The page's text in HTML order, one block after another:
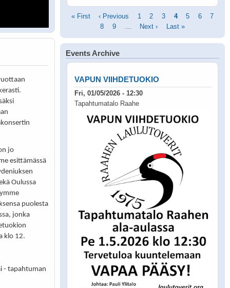
jo
esittämässä
Oulussa
puolesta
jonka
klo 12.
- tapahtuman
Pagination
First
« First
Previous
page
‹ Previous Page
1 Page
2 Page
3
Current
page
4 Page
5 Page
6 Page
7
Page
8 Page
9 …
Next
page
Next ›
Last
page
Last »
Events Archive
VAPUN VIIHDETUOKIO
Fri, 01/05/2026 - 12:30
Tapahtumatalo Raahe